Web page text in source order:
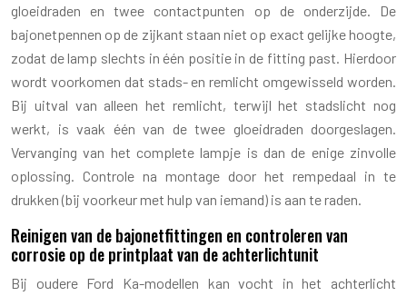
gloeidraden en twee contactpunten op de onderzijde. De
bajonetpennen op de zijkant staan niet op exact gelijke hoogte,
zodat de lamp slechts in één positie in de fitting past. Hierdoor
wordt voorkomen dat stads- en remlicht omgewisseld worden.
Bij uitval van alleen het remlicht, terwijl het stadslicht nog
werkt, is vaak één van de twee gloeidraden doorgeslagen.
Vervanging van het complete lampje is dan de enige zinvolle
oplossing. Controle na montage door het rempedaal in te
drukken (bij voorkeur met hulp van iemand) is aan te raden.
Reinigen van de bajonetfittingen en controleren van
corrosie op de printplaat van de achterlichtunit
Bij oudere Ford Ka-modellen kan vocht in het achterlicht